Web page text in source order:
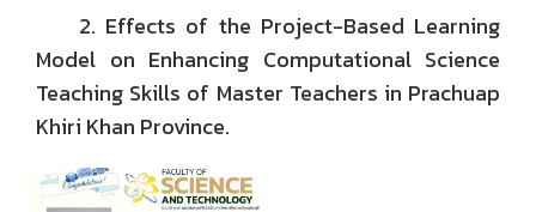
2. Effects of the Project-Based Learning
Model on Enhancing Computational Science
Teaching Skills of Master Teachers in Prachuap
Khiri Khan Province.